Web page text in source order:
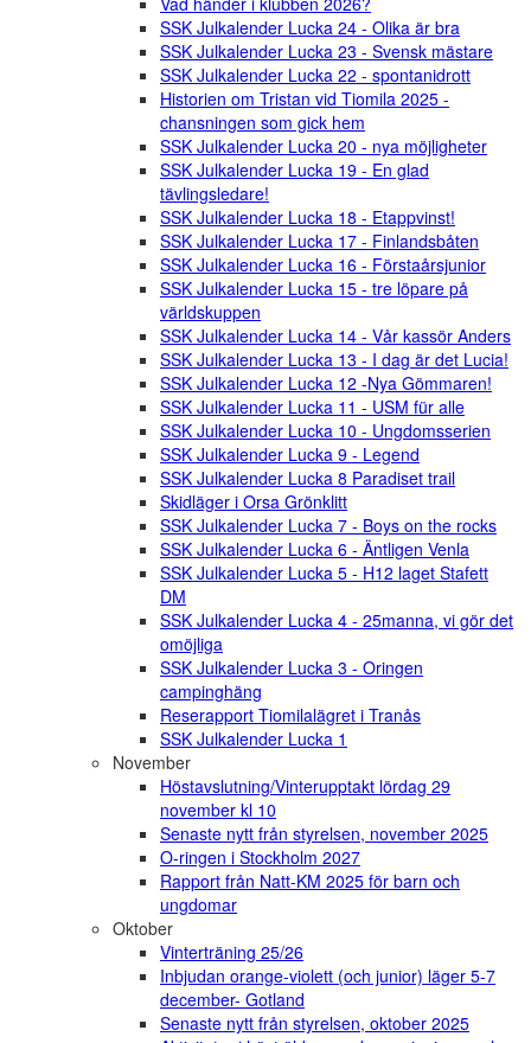
SSK Julkalender Lucka 24 - Olika är bra
SSK Julkalender Lucka 23 - Svensk mästare
SSK Julkalender Lucka 22 - spontanidrott
Historien om Tristan vid Tiomila 2025 -
chansningen som gick hem
SSK Julkalender Lucka 20 - nya möjligheter
SSK Julkalender Lucka 19 - En glad
tävlingsledare!
SSK Julkalender Lucka 18 - Etappvinst!
SSK Julkalender Lucka 17 - Finlandsbåten
SSK Julkalender Lucka 16 - Förstaårsjunior
SSK Julkalender Lucka 15 - tre löpare på
världskuppen
SSK Julkalender Lucka 14 - Vår kassör Anders
SSK Julkalender Lucka 13 - I dag är det Lucia!
SSK Julkalender Lucka 12 -Nya Gömmaren!
SSK Julkalender Lucka 11 - USM für alle
SSK Julkalender Lucka 10 - Ungdomsserien
SSK Julkalender Lucka 9 - Legend
SSK Julkalender Lucka 8 Paradiset trail
Skidläger i Orsa Grönklitt
SSK Julkalender Lucka 7 - Boys on the rocks
SSK Julkalender Lucka 6 - Äntligen Venla
SSK Julkalender Lucka 5 - H12 laget Stafett
DM
SSK Julkalender Lucka 4 - 25manna, vi gör det
omöjliga
SSK Julkalender Lucka 3 - Oringen
campinghäng
Reserapport Tiomilalägret i Tranås
SSK Julkalender Lucka 1
November
Höstavslutning/Vinterupptakt lördag 29
november kl 10
Senaste nytt från styrelsen, november 2025
O-ringen i Stockholm 2027
Rapport från Natt-KM 2025 för barn och
ungdomar
Oktober
Vinterträning 25/26
Inbjudan orange-violett (och junior) läger 5-7
december- Gotland
Senaste nytt från styrelsen, oktober 2025